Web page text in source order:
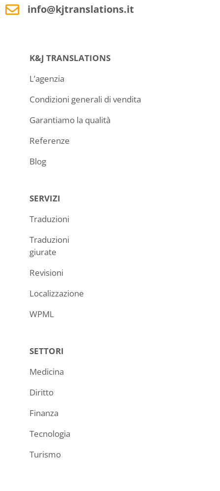
info@kjtranslations.it
K&J TRANSLATIONS
L’agenzia
Condizioni generali di vendita
Garantiamo la qualità
Referenze
Blog
SERVIZI
Traduzioni
Traduzioni
giurate
Revisioni
Localizzazione
WPML
SETTORI
Medicina
Diritto
Finanza
Tecnologia
Turismo